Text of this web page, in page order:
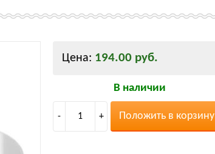
Цена: 194.00 руб.
В наличии
- 1 + Положить в корзину